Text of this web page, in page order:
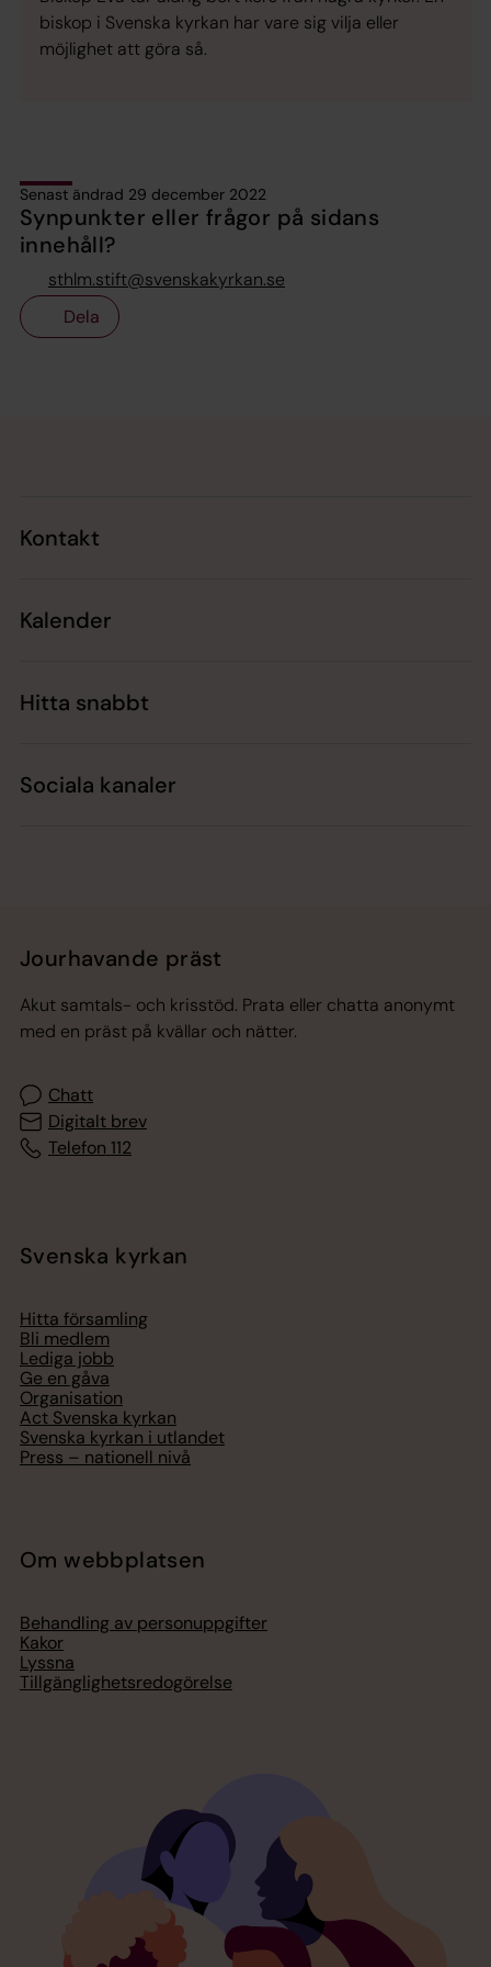
biskop i Svenska kyrkan har vare sig vilja eller
möjlighet att göra så.
Senast ändrad 29 december 2022
Synpunkter eller frågor på sidans
innehåll?
sthlm.stift@svenskakyrkan.se
Dela
Kontakt
Kalender
Hitta snabbt
Sociala kanaler
Jourhavande präst
Akut samtals- och krisstöd. Prata eller chatta anonymt
med en präst på kvällar och nätter.
Chatt
Digitalt brev
Telefon 112
Svenska kyrkan
Hitta församling
Bli medlem
Lediga jobb
Ge en gåva
Organisation
Act Svenska kyrkan
Svenska kyrkan i utlandet
Press – nationell nivå
Om webbplatsen
Behandling av personuppgifter
Kakor
Lyssna
Tillgänglighetsredogörelse